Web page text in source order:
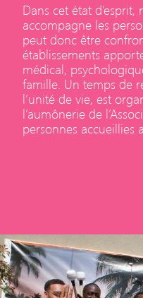
Dans cet état
accompagne les
peut donc être
établissements
médical,
famille. Un temps de
l’unité de vie, est
l’aumônerie de
personnes accueillies